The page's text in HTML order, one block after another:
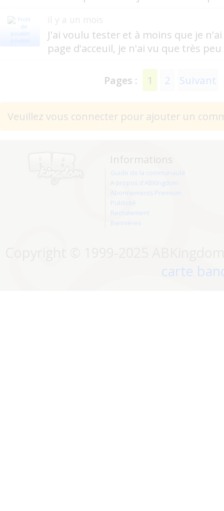
il y a un mois
J'ai voulu tester et à moins que je
page d'acceuil, je n'ai vu que très
Pages : 1 2 Suivant
Veuillez vous connecter pour ajouter un
Informations
Guide de la communauté
A propos d'ABKingdom
Abonnements Premium
Publicité
Recrutement
Bannières
carte